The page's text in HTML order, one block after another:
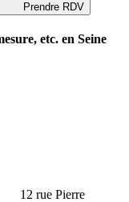
Prendre RDV
etc. en Seine
12 rue Pierre